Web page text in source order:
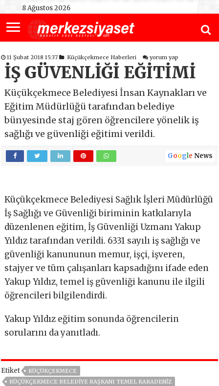
8 Ağustos 2026
11 Şubat 2018 15:37 Küçükçekmece Haberleri yorum yap
İŞ GÜVENLİĞİ EĞİTİMİ
Küçükçekmece Belediyesi İnsan Kaynakları ve
Eğitim Müdürlüğü tarafından belediye
bünyesinde staj gören öğrencilere yönelik iş
sağlığı ve güvenliği eğitimi verildi.
Google News
Küçükçekmece Belediyesi Sağlık İşleri Müdürlüğü
İş Sağlığı ve Güvenliği biriminin katkılarıyla
düzenlenen eğitim, İş Güvenliği Uzmanı Yakup
Yıldız tarafından verildi. 6331 sayılı iş sağlığı ve
güvenliği kanununun memur, işçi, işveren,
stajyer ve tüm çalışanları kapsadığını ifade eden
Yakup Yıldız, temel iş güvenliği kanunu ile ilgili
öğrencileri bilgilendirdi.
Yakup Yıldız eğitim sonunda öğrencilerin
sorularını da yanıtladı.
Etiket
KÜÇÜKÇEKMECE
KÜÇÜKÇEKMECE BELEDIYE BAŞKANI TEMEL KARADENIZ